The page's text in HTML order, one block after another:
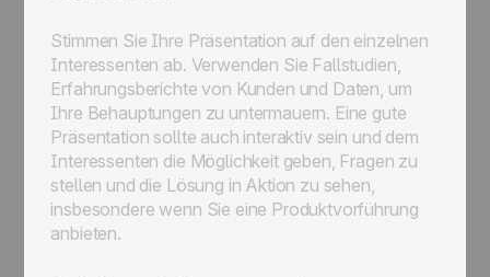
Stimmen Sie Ihre Präsentation auf den einzelnen
Interessenten ab. Verwenden Sie Fallstudien,
Erfahrungsberichte von Kunden und Daten, um
Ihre Behauptungen zu untermauern. Eine gute
Präsentation sollte auch interaktiv sein und dem
Interessenten die Möglichkeit geben, Fragen zu
stellen und die Lösung in Aktion zu sehen,
insbesondere wenn Sie eine Produktvorführung
anbieten.